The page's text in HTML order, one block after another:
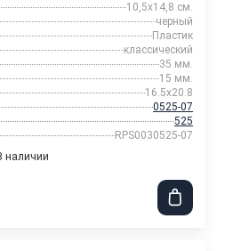
10,5x14,8 см.
черный
Пластик
классический
35 мм.
15 мм.
16.5x20.8
0525-07
525
RPS0030525-07
наличии